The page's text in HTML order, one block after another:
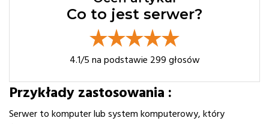
Co to jest serwer?
4.1/5 na podstawie 299 głosów
Przykłady zastosowania :
Serwer to komputer lub system komputerowy, który